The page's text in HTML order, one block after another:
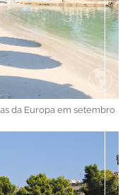
da Europa em setembro